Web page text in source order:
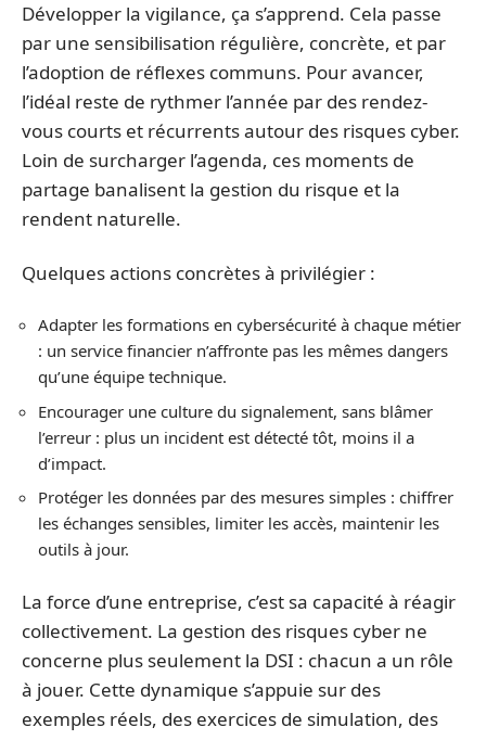
Développer la vigilance, ça s’apprend. Cela passe
par une sensibilisation régulière, concrète, et par
l’adoption de réflexes communs. Pour avancer,
l’idéal reste de rythmer l’année par des rendez-
vous courts et récurrents autour des risques cyber.
Loin de surcharger l’agenda, ces moments de
partage banalisent la gestion du risque et la
rendent naturelle.
Quelques actions concrètes à privilégier :
Adapter les formations en cybersécurité à chaque métier
: un service financier n’affronte pas les mêmes dangers
qu’une équipe technique.
Encourager une culture du signalement, sans blâmer
l’erreur : plus un incident est détecté tôt, moins il a
d’impact.
Protéger les données par des mesures simples : chiffrer
les échanges sensibles, limiter les accès, maintenir les
outils à jour.
La force d’une entreprise, c’est sa capacité à réagir
collectivement. La gestion des risques cyber ne
concerne plus seulement la DSI : chacun a un rôle
à jouer. Cette dynamique s’appuie sur des
exemples réels, des exercices de simulation, des